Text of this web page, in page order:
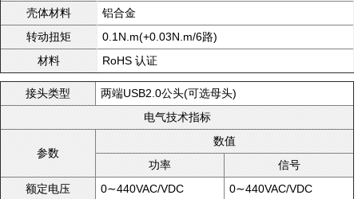
壳体材料 铝合金
转动扭矩 0.1N.m(+0.03N.m/6路)
材料 RoHS 认证
接头类型 两端USB2.0公头(可选母头)
电气技术指标
参数
数值
功率
信号
额定电压
0∼440VAC/VDC 0∼440VAC/VDC